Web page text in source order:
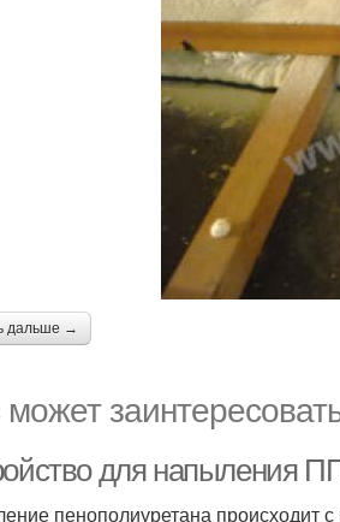
дальше →
для напыления
пенополиуретана происходит